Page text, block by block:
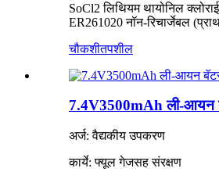
SoCl2 लिथियम थायोनिल
ER261020 नॉन-रिचार्जेबल
चौकशीतपशील
7.4V3500mAh ली-आयन
अर्ज: वैद्यकीय उपकरण
कार्ये: फ्यूल गेजसह संरक्षण